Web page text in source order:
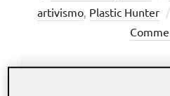
artivismo, Plastic Hunter